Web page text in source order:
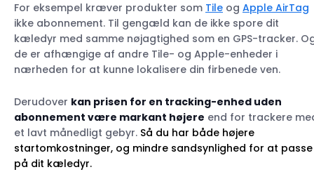
For eksempel kræver produkter som Tile og Apple AirTag
ikke abonnement. Til gengæld kan de ikke spore dit
kæledyr med samme nøjagtighed som en GPS-tracker.
de er afhængige af andre Tile- og Apple-enheder i
nærheden for at kunne lokalisere din firbenede ven.
Derudover kan prisen for en tracking-enhed uden
abonnement være markant højere end for trackere
et lavt månedligt gebyr. Så du har både højere
startomkostninger, og mindre sandsynlighed for at passe
på dit kæledyr.